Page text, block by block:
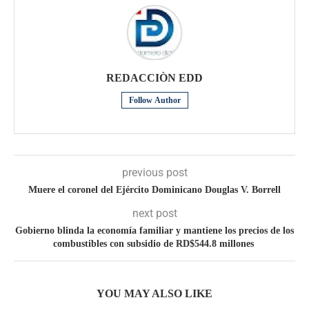
REDACCIÒN EDD
Follow Author
previous post
Muere el coronel del Ejército Dominicano Douglas V. Borrell
next post
Gobierno blinda la economía familiar y mantiene los precios de los
combustibles con subsidio de RD$544.8 millones
YOU MAY ALSO LIKE